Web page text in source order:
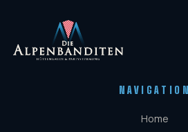
NAVIGATION
Home